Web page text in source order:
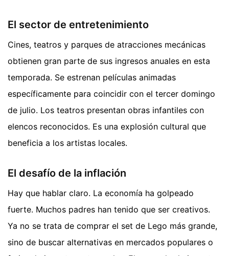
El sector de entretenimiento
Cines, teatros y parques de atracciones mecánicas
obtienen gran parte de sus ingresos anuales en esta
temporada. Se estrenan películas animadas
específicamente para coincidir con el tercer domingo
de julio. Los teatros presentan obras infantiles con
elencos reconocidos. Es una explosión cultural que
beneficia a los artistas locales.
El desafío de la inflación
Hay que hablar claro. La economía ha golpeado
fuerte. Muchos padres han tenido que ser creativos.
Ya no se trata de comprar el set de Lego más grande,
sino de buscar alternativas en mercados populares o